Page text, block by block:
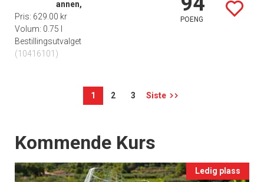
annen,
Pris: 629.00 kr
Volum: 0.75 l
Bestillingsutvalget
(10416101)
POENG
1 2 3 Siste
Events
Kommende Kurs
Ledig plass